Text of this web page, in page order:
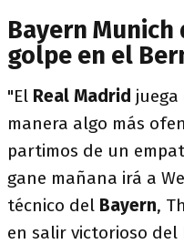
Bayern
golpe en el
"El Real Madrid
manera algo más
partimos de un
gane mañana irá a
técnico del Bayern,
en salir victorioso del